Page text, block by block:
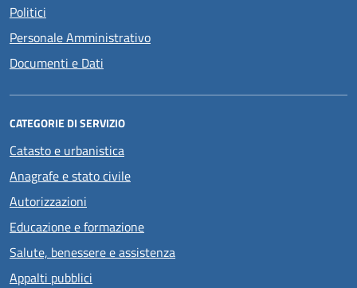
Politici
Personale Amministrativo
Documenti e Dati
CATEGORIE DI SERVIZIO
Catasto e urbanistica
Anagrafe e stato civile
Autorizzazioni
Educazione e formazione
Salute, benessere e assistenza
Appalti pubblici